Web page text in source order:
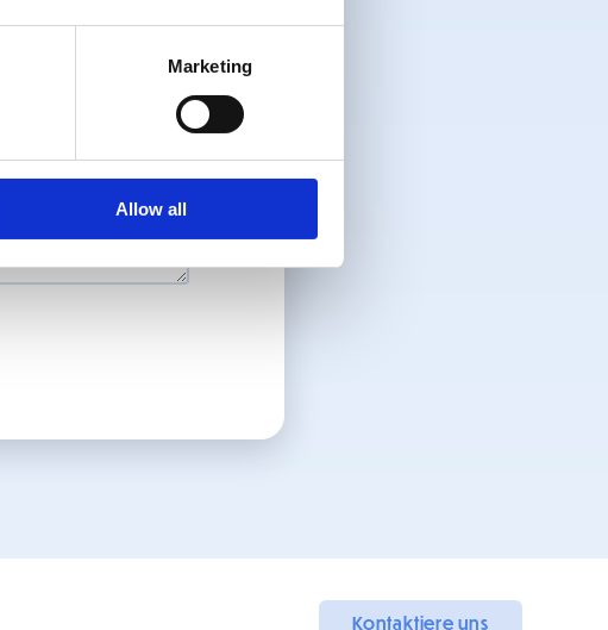
Marketing
Allow all
Kontaktiere uns